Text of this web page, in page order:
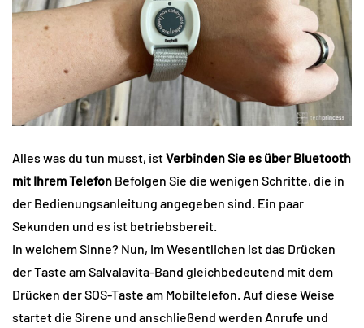
Alles was du tun musst, istVerbinden Sie es über Bluetooth
mit Ihrem Telefon Befolgen Sie die wenigen Schritte, die in
der Bedienungsanleitung angegeben sind. Ein paar
Sekunden und es ist betriebsbereit.
In welchem ​​Sinne? Nun, im Wesentlichen ist das Drücken
der Taste am Salvalavita-Band gleichbedeutend mit dem
Drücken der SOS-Taste am Mobiltelefon. Auf diese Weise
startet die Sirene und anschließend werden Anrufe und